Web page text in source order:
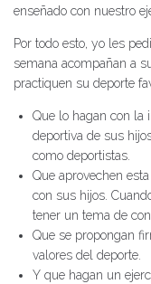
enseñado con nuestro
Por todo esto, yo les
semana acompañan a
practiquen su deporte
Que lo hagan con la
deportiva de sus
como deportistas.
Que aprovechen
con sus hijos.
tener un tema de
Que se propongan
valores del deporte.
Y que hagan un